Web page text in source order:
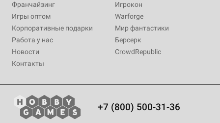
Франчайзинг
Игры оптом
Корпоративные подарки
Работа у нас
Новости
Контакты
Игрокон
Warforge
Мир фантастики
Берсерк
CrowdRepublic
+7 (800) 500-31-36